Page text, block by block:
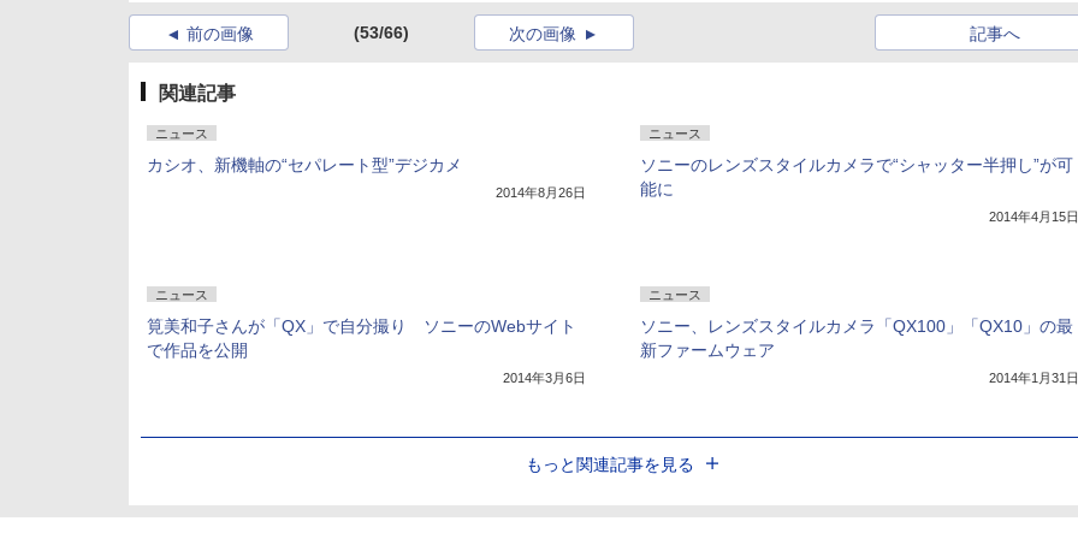
前の画像 (53/66) 記事へ
次の画像
関連記事
ニュース
カシオ、新機軸の“セパレート型”デジカメ
2014年8月26日
ニュース
ソニーのレンズスタイルカメラで“シャッター半押し”が可
能に
2014年4月15日
ニュース
筧美和子さんが「QX」で自分撮り ソニーのWebサイト
で作品を公開
2014年3月6日
ニュース
ソニー、レンズスタイルカメラ「QX100」「QX10」の最
新ファームウェア
2014年1月31日
もっと関連記事を見る